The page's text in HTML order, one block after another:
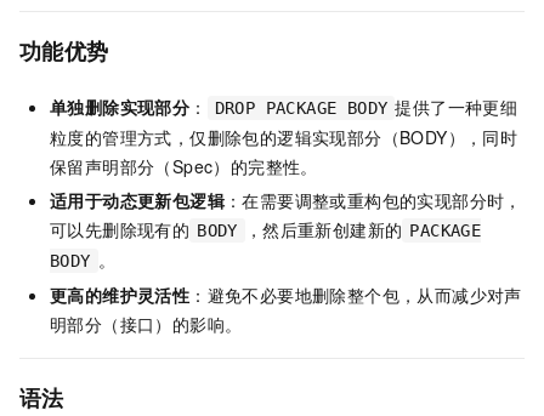
功能优势
单独删除实现部分 ： DROP PACKAGE BODY 提供了一种更细
粒度的管理方式，仅删除包的逻辑实现部分（BODY），同时
保留声明部分（Spec）的完整性。
适用于动态更新包逻辑 ：在需要调整或重构包的实现部分时，
可以先删除现有的 BODY ，然后重新创建新的 PACKAGE
BODY 。
更高的维护灵活性 ：避免不必要地删除整个包，从而减少对声
明部分（接口）的影响。
语法